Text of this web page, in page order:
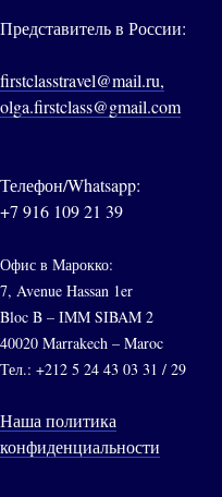
Представитель в России:
firstclasstravel@mail.ru,
olga.firstclass@gmail.com
Телефон/Whatsapp:
+7 916 109 21 39
Офис в Марокко:
7, Avenue Hassan 1er
Bloc B – IMM SIBAM 2
40020 Marrakech – Maroc
Тел.: +212 5 24 43 03 31 / 29
Наша политика
конфиденциальности